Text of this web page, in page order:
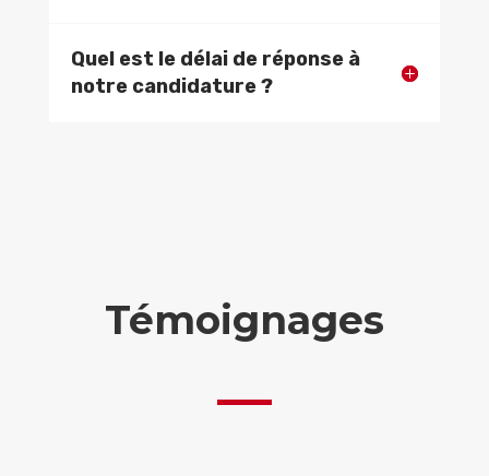
Quel est le délai de réponse à
notre candidature ?
Témoignages